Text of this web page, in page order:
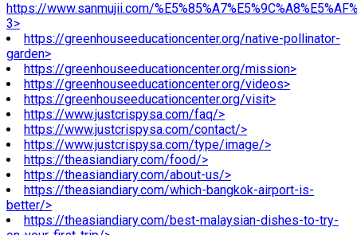
https://www.sanmujii.com/
3>
https://greenhouseeducationcenter.org/native-pollinator-
garden>
https://greenhouseeducationcenter.org/mission>
https://greenhouseeducationcenter.org/videos>
https://greenhouseeducationcenter.org/visit>
https://www.justcrispysa.com/faq/>
https://www.justcrispysa.com/contact/>
https://www.justcrispysa.com/type/image/>
https://theasiandiary.com/food/>
https://theasiandiary.com/about-us/>
https://theasiandiary.com/which-bangkok-airport-is-
better/>
https://theasiandiary.com/best-malaysian-dishes-to-try-